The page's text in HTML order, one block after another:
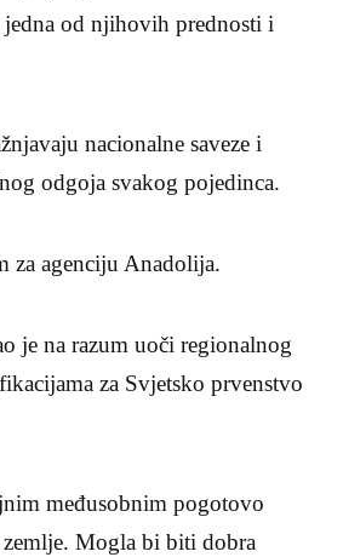
jedna od njihovih prednosti i
nacionalne saveze i
odgoja svakog pojedinca.
za agenciju Anadolija.
je na razum uoči regionalnog
za Svjetsko prvenstvo
međusobnim pogotovo
zemlje. Mogla bi biti dobra